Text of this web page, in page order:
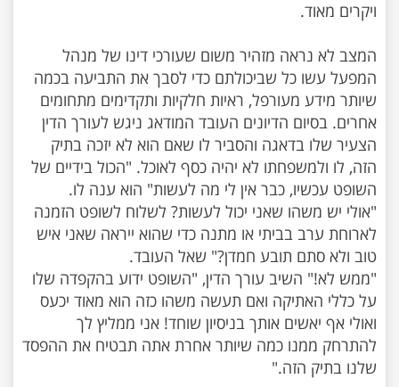
המצב לא נראה מזהיר משום שעורכי דינו של מנהל
המפעל עשו כל שביכולתם כדי לסבך את התביעה בכמה
שיותר מידע מעורפל, ראיות חלקיות ותקדימים מתחומים
אחרים. בסיום הדיונים העובד המודאג ניגש לעורך הדין
הצעיר שלו בדאגה והסביר לו שאם הוא לא יזכה בתיק
הזה, לו ולמשפחתו לא יהיה כסף לאוכל. "הכול בידיים של
"אולי יש משהו שאני יכול לעשות? לשלוח לשופט הזמנה
לארוחת ערב בביתי או מתנה כדי שהוא ייראה שאני איש
"ממש לא!" השיב עורך הדין, "השופט ידוע בהקפדה שלו
על כללי האתיקה ואם תעשה משהו כזה הוא מאוד יכעס
ואולי אף יאשים אותך בניסיון שוחד! אני ממליץ לך
להתרחק ממנו כמה שיותר אחרת אתה תבטיח את ההפסד